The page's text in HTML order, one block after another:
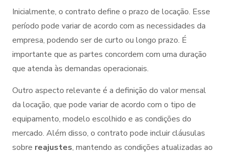
Inicialmente, o contrato define o prazo de locação. Esse
período pode variar de acordo com as necessidades da
empresa, podendo ser de curto ou longo prazo. É
importante que as partes concordem com uma duração
que atenda às demandas operacionais.
Outro aspecto relevante é a definição do valor mensal
da locação, que pode variar de acordo com o tipo de
equipamento, modelo escolhido e as condições do
mercado. Além disso, o contrato pode incluir cláusulas
sobre reajustes, mantendo as condições atualizadas ao